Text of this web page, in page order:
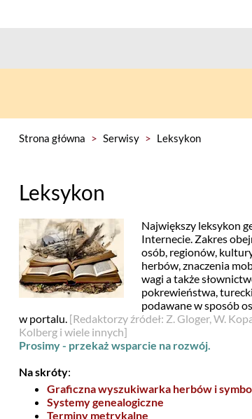
Strona główna > Serwisy > Leksykon
Leksykon
Największy leksykon
Internecie. Zakres
osób, regionów,
herbów, znaczenia
wagi a także
pokrewieństwa,
podawane w sposób
w portalu. [Redaktorzy źródeł: Z. Gloger, W.
Kolberg i wiele innych]
Prosimy - przekaż wsparcie na rozwój.
Na skróty:
Graficzna wyszukiwarka herbów i
Systemy genealogiczne
Terminy metrykalne